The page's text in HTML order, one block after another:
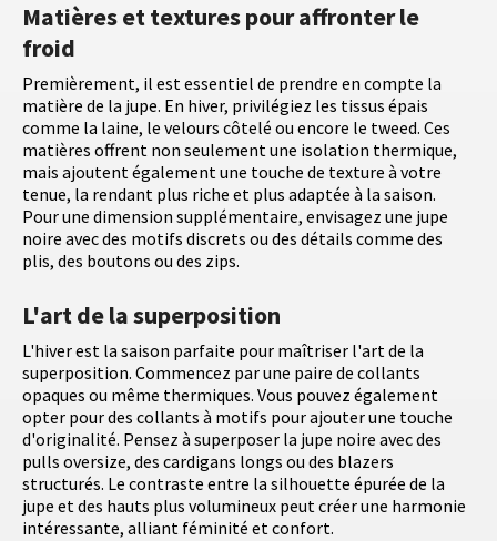
Matières et textures pour affronter le
froid
Premièrement, il est essentiel de prendre en compte la
matière de la jupe. En hiver, privilégiez les tissus épais
comme la laine, le velours côtelé ou encore le tweed. Ces
matières offrent non seulement une isolation thermique,
mais ajoutent également une touche de texture à votre
tenue, la rendant plus riche et plus adaptée à la saison.
Pour une dimension supplémentaire, envisagez une jupe
noire avec des motifs discrets ou des détails comme des
plis, des boutons ou des zips.
L'art de la superposition
L'hiver est la saison parfaite pour maîtriser l'art de la
superposition. Commencez par une paire de collants
opaques ou même thermiques. Vous pouvez également
opter pour des collants à motifs pour ajouter une touche
d'originalité. Pensez à superposer la jupe noire avec des
pulls oversize, des cardigans longs ou des blazers
structurés. Le contraste entre la silhouette épurée de la
jupe et des hauts plus volumineux peut créer une harmonie
intéressante, alliant féminité et confort.